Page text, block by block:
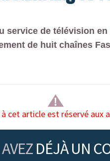
service de télévision
de huit chaînes
à cet article est réservé aux
DÉJÀ UN